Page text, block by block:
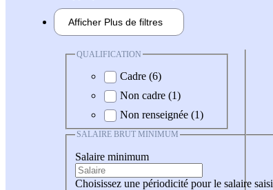
Afficher Plus de filtres
QUALIFICATION
Cadre (6)
Non cadre (1)
Non renseignée (1)
SALAIRE BRUT MINIMUM
Salaire minimum
Choisissez une périodicité pour le salaire saisi